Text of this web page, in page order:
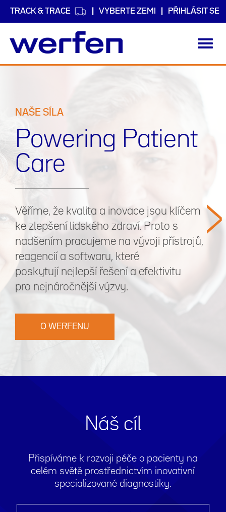
TRACK & TRACE VYBERTE ZEMI PŘIHLÁSIT SE
NAŠE SÍLA
Powering Patient
Care
Věříme, že kvalita a inovace jsou klíčem
ke zlepšení lidského zdraví. Proto s
nadšením pracujeme na vývoji přístrojů,
reagencií a softwaru, které
poskytují nejlepší řešení a efektivitu
pro nejnáročnější výzvy.
O WERFENU
>
Náš cíl
Přispíváme k rozvoji péče o pacienty na
celém světě prostřednictvím inovativní
specializované diagnostiky.